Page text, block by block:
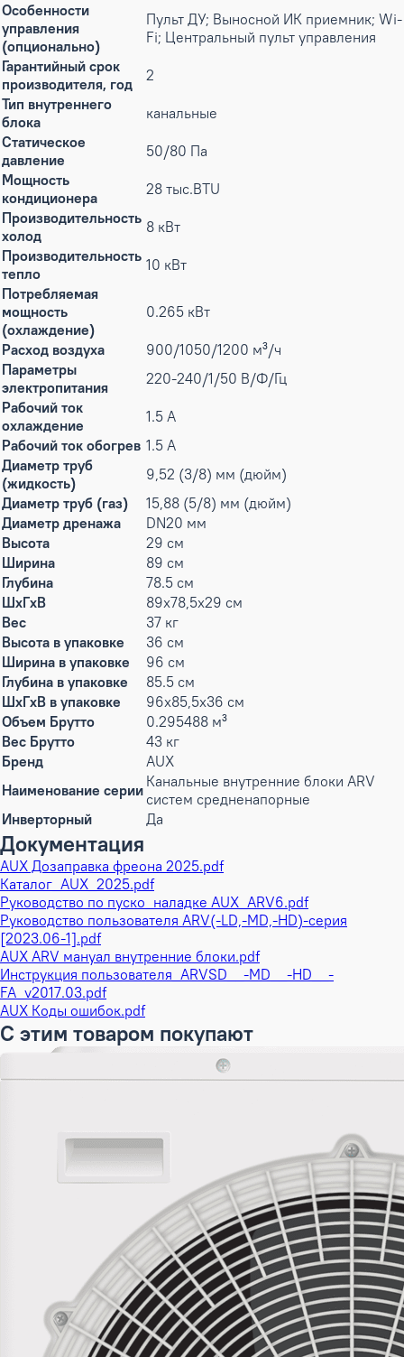
Особенности
управления
(опционально)
Пульт ДУ; Выносной ИК приемник; Wi-
Fi; Центральный пульт управления
Гарантийный срок
производителя, год
2
Тип внутреннего
блока
канальные
Статическое
давление
50/80 Па
Мощность
кондиционера
28 тыс.BTU
Производительность
холод
8 кВт
Производительность
тепло
10 кВт
Потребляемая
мощность
(охлаждение)
0.265 кВт
Расход воздуха
900/1050/1200 м³/ч
Параметры
электропитания
220-240/1/50 В/Ф/Гц
Рабочий ток
охлаждение
1.5 А
Рабочий ток обогрев 1.5 А
Диаметр труб
(жидкость)
9,52 (3/8) мм (дюйм)
Диаметр труб (газ)
15,88 (5/8) мм (дюйм)
Диаметр дренажа
DN20 мм
Высота
29 см
Ширина
89 см
Глубина
78.5 см
ШxГxВ
89x78,5x29 см
Вес
37 кг
Высота в упаковке
36 см
Ширина в упаковке
96 см
Глубина в упаковке
85.5 см
ШxГxВ в упаковке
96x85,5x36 см
Объем Брутто
0.295488 м³
Вес Брутто
43 кг
Бренд
AUX
Наименование серии Канальные внутренние блоки ARV
систем средненапорные
Инверторный
Да
Документация
AUX Дозаправка фреона 2025.pdf
Каталог_AUX_2025.pdf
Руководство по пуско_наладке AUX_ARV6.pdf
Руководство пользователя ARV(-LD,-MD,-HD)-серия
[2023.06-1].pdf
AUX ARV мануал внутренние блоки.pdf
Инструкция пользователя_ARVSD__-MD__-HD__-
FA_v2017.03.pdf
AUX Коды ошибок.pdf
С этим товаром покупают